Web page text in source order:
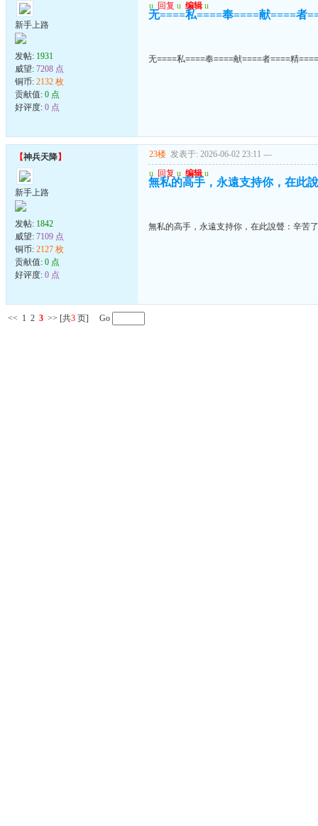
新手上路
发帖: 1931
威望: 7208 点
铜币: 2132 枚
贡献值: 0 点
好评度: 0 点
u 回复 u 编辑 u
无====私====奉====献====者
无====私====奉====献====者====精
【神兵天降】
新手上路
发帖: 1842
威望: 7109 点
铜币: 2127 枚
贡献值: 0 点
好评度: 0 点
23楼 发表于: 2026-06-02 23:11 ---
u 回复 u 编辑 u
無私的高手，永遠支持你，在此
無私的高手，永遠支持你，在此說聲：辛苦了
<< 1 2 3 >> [共3 页] Go